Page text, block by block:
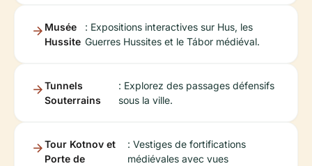
Musée
Hussite
: Expositions interactives sur Hus, les
Guerres Hussites et le Tábor médiéval.
Tunnels
Souterrains
: Explorez des passages défensifs
sous la ville.
Tour Kotnov et
Porte de
: Vestiges de fortifications
médiévales avec vues